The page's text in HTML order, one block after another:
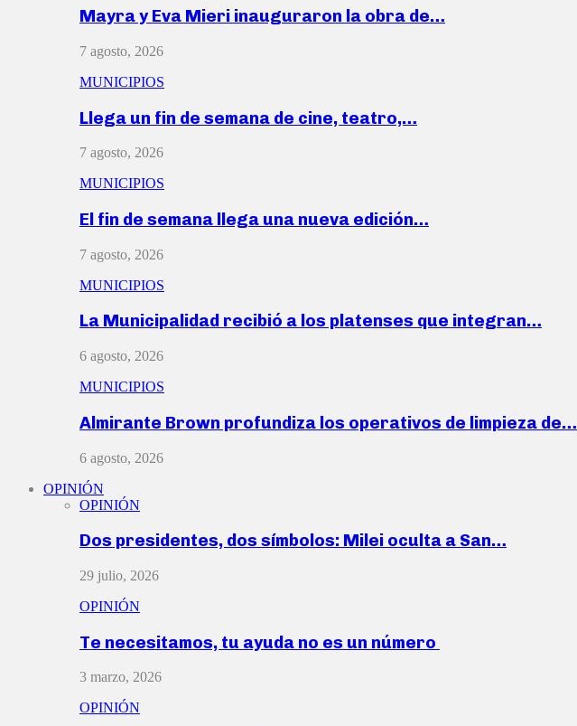
Mayra y Eva Mieri inauguraron la obra de…
7 agosto, 2026
MUNICIPIOS
Llega un fin de semana de cine, teatro,…
7 agosto, 2026
MUNICIPIOS
El fin de semana llega una nueva edición…
7 agosto, 2026
MUNICIPIOS
La Municipalidad recibió a los platenses que integran…
6 agosto, 2026
MUNICIPIOS
Almirante Brown profundiza los operativos de limpieza de…
6 agosto, 2026
OPINIÓN
OPINIÓN
Dos presidentes, dos símbolos: Milei oculta a San…
29 julio, 2026
OPINIÓN
Te necesitamos, tu ayuda no es un número
3 marzo, 2026
OPINIÓN